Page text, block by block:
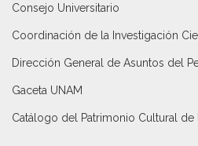
Consejo Universitario
Coordinación de la Investigación
Dirección General de Asuntos del
Gaceta UNAM
Catálogo del Patrimonio Cultural de